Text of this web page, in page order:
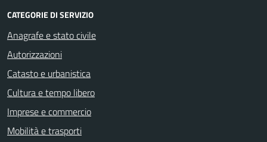
CATEGORIE DI SERVIZIO
Anagrafe e stato civile
Autorizzazioni
Catasto e urbanistica
Cultura e tempo libero
Imprese e commercio
Mobilità e trasporti